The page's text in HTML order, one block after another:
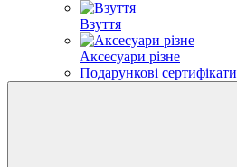
Взуття
Аксесуари різне
Подарункові сертифікати